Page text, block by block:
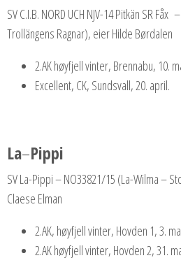
SV C.I.B. NORD UCH NJV-14 Pitkän SR
Trollängens Ragnar), eier Hilde Børdalen
2.AK høyfjell vinter, Brennabu, 10.
Excellent, CK, Sundsvall, 20. april.
La–Pippi
SV La-Pippi – NO33821/15 (La-Wilma –
Claese Elman
2.AK, høyfjell vinter, Hovden 1, 3.
2.AK høyfjell vinter, Hovden 2, 31.